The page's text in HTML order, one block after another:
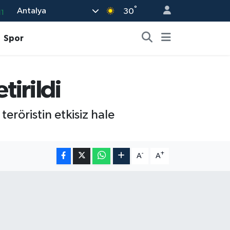
Antalya 30°
Spor
teröristin etkisiz hale
A- A+